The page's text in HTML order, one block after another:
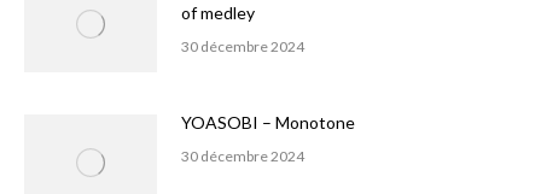
of medley
30 décembre 2024
YOASOBI – Monotone
30 décembre 2024